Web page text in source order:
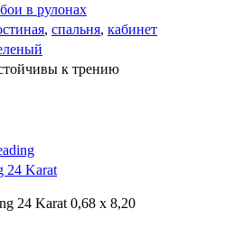
в рулонах
, спальня, кабинет
к трению
24 Karat
24 Karat 0,68 х 8,20